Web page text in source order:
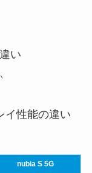
イ性能の違い
nubia S 5G